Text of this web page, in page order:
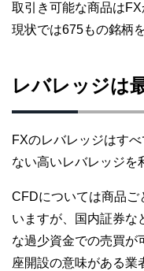
取引き可能な商品は
現状では675もの銘柄
レバレッジは
FXのレバレッジはす
ない高いレバレッジを
CFDについては商品ご
いますが、国内証券な
な過少資金での売買が
座開設の意味がある業